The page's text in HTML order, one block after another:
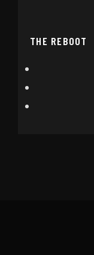
THE REBOOT